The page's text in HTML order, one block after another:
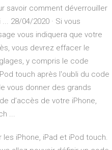
savoir comment déverrouiller
28/04/2020 · Si vous
vous indiquera que votre
vous devrez effacer le
y compris le code
touch après l'oubli du code
vous donner des grands
d’accès de votre iPhone,
...
iPhone, iPad et iPod touch.